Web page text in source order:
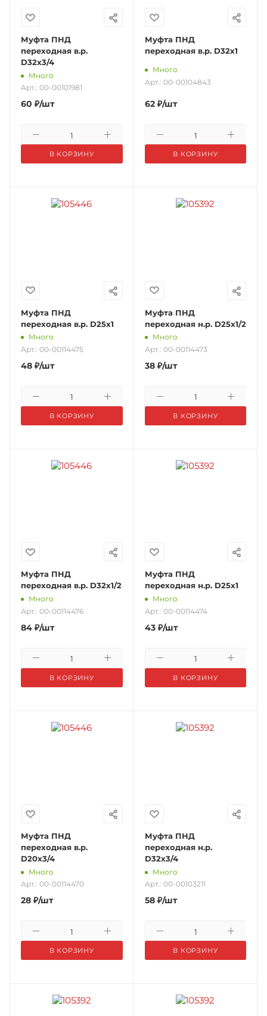
Муфта ПНД
переходная в.р.
D32х3/4
Много
Арт.: 00-00101981
60 ₽/шт
В КОРЗИНУ
Муфта ПНД
переходная в.р. D32х1
Много
Арт.: 00-00104843
62₽/шт
В КОРЗИНУ
Муфта ПНД
переходная в.р. D25х1
Много
Арт.: 00-00114475
48 ₽/шт
В КОРЗИНУ
Муфта ПНД
переходная н.р. D25х1/2
Много
Арт.: 00-00114473
38₽/шт
В КОРЗИНУ
Муфта ПНД
переходная в.р. D32х1/2
Много
Арт.: 00-00114476
84 ₽/шт
В КОРЗИНУ
Муфта ПНД
переходная н.р. D25х1
Много
Арт.: 00-00114474
43₽/шт
В КОРЗИНУ
Муфта ПНД
переходная в.р.
D20х3/4
Много
Арт.: 00-00114470
28 ₽/шт
В КОРЗИНУ
Муфта ПНД
переходная н.р.
D32х3/4
Много
Арт.: 00-00103211
58₽/шт
В КОРЗИНУ